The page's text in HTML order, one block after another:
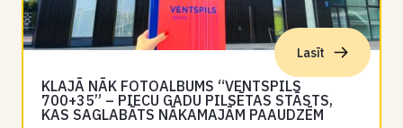
Lasīt
KLAJĀ NĀK FOTOALBUMS “VENTSPILS
700+35” – PIECU GADU PILSĒTAS STĀSTS,
KAS SAGLABĀTS NĀKAMAJĀM PAAUDZĒM